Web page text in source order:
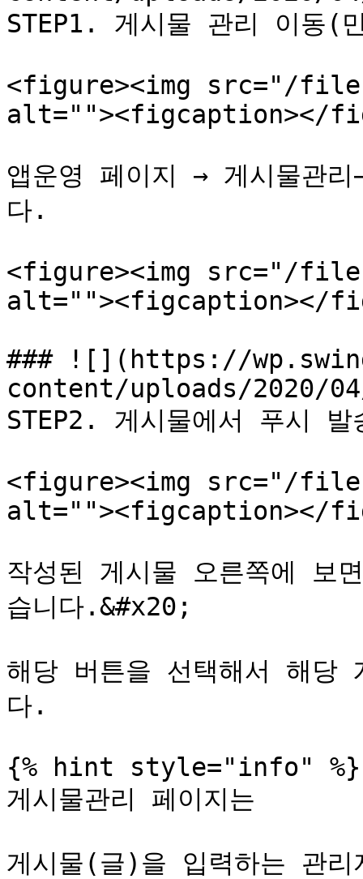
STEP1. 게시물 관리 이동(
<figure><img src="/
alt=""><figcaption></
앱운영 페이지 → 게시물관
다.
<figure><img src="/
alt=""><figcaption></
### ![](https://
content/uploads/2020/04/
STEP2. 게시물에서 푸시 발
<figure><img src="/files/
alt=""><figcaption></
작성된 게시물 오른쪽에
습니다.&#x20;
해당 버튼을 선택해서 해당
다.
{% hint style="info" %}
게시물관리 페이지는
게시물(글)을 입력하는 관